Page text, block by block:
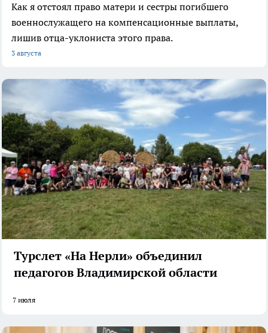
Как я отстоял право матери и сестры погибшего
военнослужащего на компенсационные выплаты,
лишив отца-уклониста этого права.
3 августа
Турслет «На Нерли» объединил
педагогов Владимирской области
7 июля